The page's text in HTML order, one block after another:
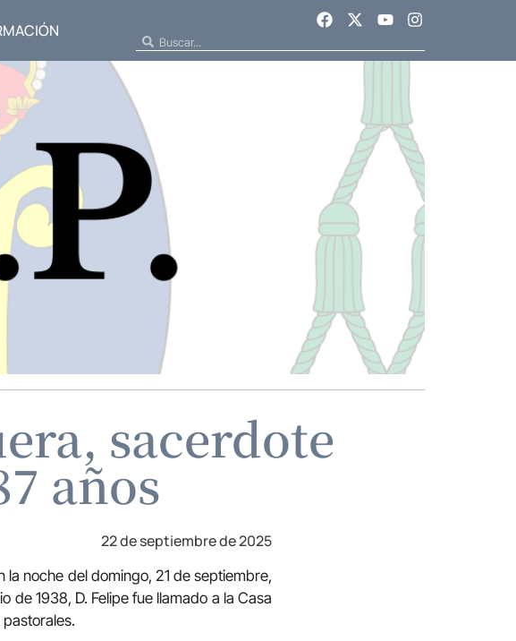
sacerdote
años
22 de septiembre de 2025
la noche del domingo, 21 de septiembre,
de 1938, D. Felipe fue llamado a la Casa